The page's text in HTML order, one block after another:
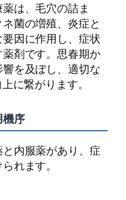
は、毛穴の詰ま
菌の増殖、炎症と
因に作用し、症状
剤です。思春期か
を及ぼし、適切な
に繋がります。
序
内服薬があり、症
れます。